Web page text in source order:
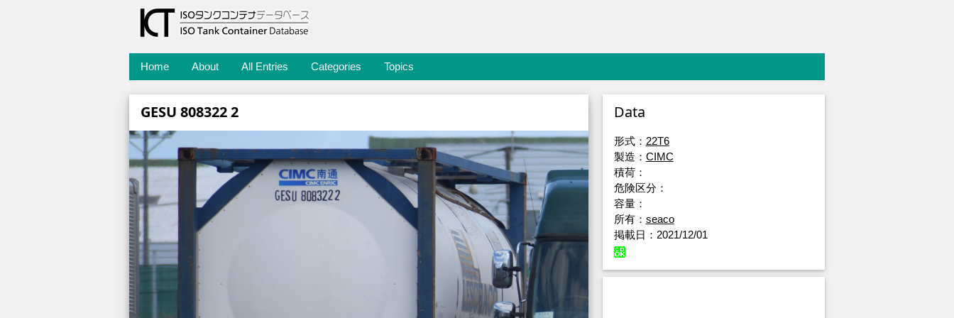
Home About All Entries Categories Topics
GESU 808322 2 Data
形式： 22T6
製造： CIMC
積荷：
危険区分：
容量：
所有： seaco
掲載日：2021/12/01